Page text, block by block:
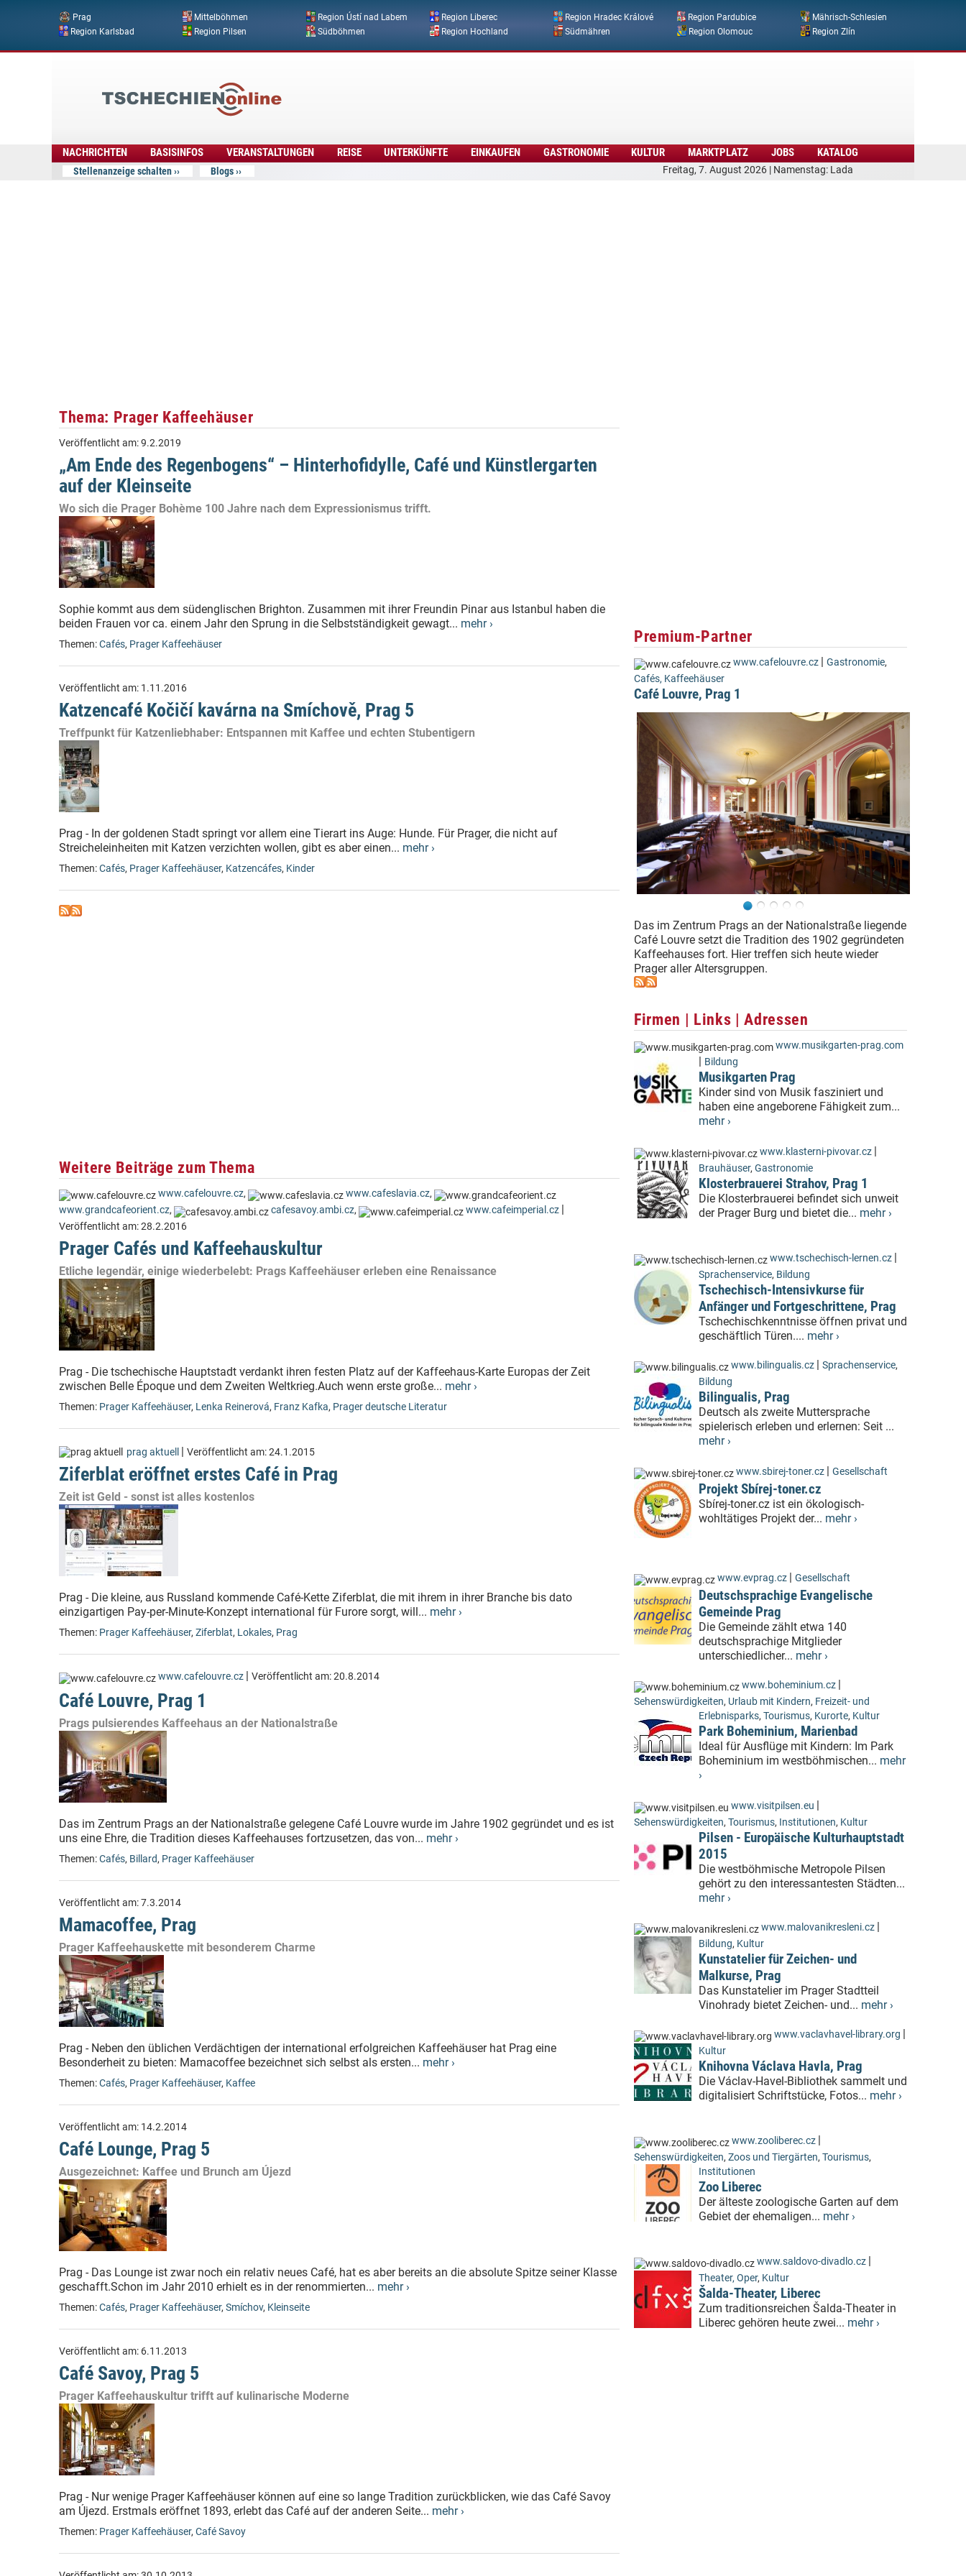
Direkt zum Inhalt
Prag Mittelböhmen Region Ústí nad Labem Region Liberec Region Hradec Králové Region Pardubice
Mährisch-Schlesien
Region Karlsbad
Region Pilsen Südböhmen Region Hochland Südmähren Region Olomouc Region Zlín
Freitag, 7. August 2026 | Namenstag: Lada
Online
NACHRICHTEN BASISINFOS VERANSTALTUNGEN REISE UNTERKÜNFTE EINKAUFEN GASTRONOMIE KULTUR MARKTPLATZ JOBS KATALOG
Stellenanzeige schalten Blogs
Thema: Prager Kaffeehäuser
Veröffentlicht am:9.2.2019
„Am Ende des Regenbogens“ – Hinterhofidylle, Café und Künstlergarten
auf der Kleinseite
Wo sich die Prager Bohème 100 Jahre nach dem Expressionismus trifft.
Sophie kommt aus dem südenglischen Brighton. Zusammen mit ihrer Freundin Pinar aus Istanbul haben die
beiden Frauen vor ca. einem Jahr den Sprung in die Selbstständigkeit gewagt... mehr ›
Themen:Cafés, Prager Kaffeehäuser
Veröffentlicht am: 1.11.2016
Katzencafé Kočičí kavárna na Smíchově, Prag 5
Treffpunkt für Katzenliebhaber: Entspannen mit Kaffee und echten Stubentigern
Prag - In der goldenen Stadt springt vor allem eine Tierart ins Auge: Hunde. Für Prager, die nicht auf
Streicheleinheiten mit Katzen verzichten wollen, gibt es aber einen... mehr ›
Themen:Cafés, Prager Kaffeehäuser, Katzencáfes, Kinder
Weitere Beiträge zum Thema
www.cafelouvre.cz, www.cafeslavia.cz,
www.grandcafeorient.cz, cafesavoy.ambi.cz, www.cafeimperial.cz |
Veröffentlicht am:28.2.2016
Prager Cafés und Kaffeehauskultur
Etliche legendär, einige wiederbelebt: Prags Kaffeehäuser erleben eine Renaissance
Prag - Die tschechische Hauptstadt verdankt ihren festen Platz auf der Kaffeehaus-Karte Europas der Zeit
zwischen Belle Époque und dem Zweiten Weltkrieg.Auch wenn erste große... mehr ›
Themen: Prager Kaffeehäuser, Lenka Reinerová, Franz Kafka, Prager deutsche Literatur
prag aktuell | Veröffentlicht am:24.1.2015
Ziferblat eröffnet erstes Café in Prag
Zeit ist Geld - sonst ist alles kostenlos
Prag - Die kleine, aus Russland kommende Café-Kette Ziferblat, die mit ihrem in ihrer Branche bis dato
einzigartigen Pay-per-Minute-Konzept international für Furore sorgt, will... mehr ›
Themen: Prager Kaffeehäuser, Ziferblat, Lokales, Prag
www.cafelouvre.cz | Veröffentlicht am:20.8.2014
Café Louvre, Prag 1
Prags pulsierendes Kaffeehaus an der Nationalstraße
Das im Zentrum Prags an der Nationalstraße gelegene Café Louvre wurde im Jahre 1902 gegründet und es ist
uns eine Ehre, die Tradition dieses Kaffeehauses fortzusetzen, das von... mehr ›
Themen:Cafés, Billard, Prager Kaffeehäuser
Veröffentlicht am:7.3.2014
Mamacoffee, Prag
Prager Kaffeehauskette mit besonderem Charme
Prag - Neben den üblichen Verdächtigen der international erfolgreichen Kaffeehäuser hat Prag eine
Besonderheit zu bieten: Mamacoffee bezeichnet sich selbst als ersten... mehr ›
Themen:Cafés, Prager Kaffeehäuser, Kaffee
Veröffentlicht am: 14.2.2014
Café Lounge, Prag 5
Ausgezeichnet: Kaffee und Brunch am Újezd
Prag - Das Lounge ist zwar noch ein relativ neues Café, hat es aber bereits an die absolute Spitze seiner Klasse
geschafft.Schon im Jahr 2010 erhielt es in der renommierten... mehr ›
Themen:Cafés, Prager Kaffeehäuser, Smíchov, Kleinseite
Veröffentlicht am: 6.11.2013
Café Savoy, Prag 5
Prager Kaffeehauskultur trifft auf kulinarische Moderne
Prag - Nur wenige Prager Kaffeehäuser können auf eine so lange Tradition zurückblicken, wie das Café Savoy
am Újezd. Erstmals eröffnet 1893, erlebt das Café auf der anderen Seite... mehr ›
Themen: Prager Kaffeehäuser, Café Savoy
Premium-Partner
www.cafelouvre.cz | Gastronomie,
Cafés, Kaffeehäuser
Café Louvre, Prag 1
Das im Zentrum Prags an der Nationalstraße liegende
Café Louvre setzt die Tradition des 1902 gegründeten
Kaffeehauses fort. Hier treffen sich heute wieder
Prager aller Altersgruppen.
Firmen | Links | Adressen
www.musikgarten-prag.com
Bildung
Musikgarten Prag
Kinder sind von Musik fasziniert und
haben eine angeborene Fähigkeit zum...
mehr ›
www.klasterni-pivovar.cz
Brauhäuser, Gastronomie
Klosterbrauerei Strahov, Prag 1
Die Klosterbrauerei befindet sich unweit
der Prager Burg und bietet die... mehr ›
www.tschechisch-lernen.cz
Sprachenservice, Bildung
Tschechisch-Intensivkurse für
Anfänger und Fortgeschrittene, Prag
Tschechischkenntnisse öffnen privat und
geschäftlich Türen.... mehr ›
www.bilingualis.cz Sprachenservice,
Bildung
Bilingualis, Prag
Deutsch als zweite Muttersprache
spielerisch erleben und erlernen: Seit ...
mehr ›
www.sbirej-toner.cz Gesellschaft
Projekt Sbírej-toner.cz
Sbírej-toner.cz ist ein ökologisch-
wohltätiges Projekt der... mehr ›
www.evprag.cz Gesellschaft
Deutschsprachige Evangelische
Gemeinde Prag
Die Gemeinde zählt etwa 140
deutschsprachige Mitglieder
unterschiedlicher... mehr ›
www.boheminium.cz
Sehenswürdigkeiten, Urlaub mit Kindern, Freizeit- und
Erlebnisparks, Tourismus, Kurorte, Kultur
Park Boheminium, Marienbad
Ideal für Ausflüge mit Kindern: Im Park
Boheminium im westböhmischen... mehr
›
www.visitpilsen.eu
Sehenswürdigkeiten, Tourismus, Institutionen, Kultur
Pilsen - Europäische Kulturhauptstadt
2015
Die westböhmische Metropole Pilsen
gehört zu den interessantesten Städten...
mehr ›
www.malovanikresleni.cz
Bildung, Kultur
Kunstatelier für Zeichen- und
Malkurse, Prag
Das Kunstatelier im Prager Stadtteil
Vinohrady bietet Zeichen- und... mehr ›
www.vaclavhavel-library.org
Kultur
Knihovna Václava Havla, Prag
Die Václav-Havel-Bibliothek sammelt und
digitalisiert Schriftstücke, Fotos... mehr ›
www.zooliberec.cz
Sehenswürdigkeiten, Zoos und Tiergärten, Tourismus,
Institutionen
Zoo Liberec
Der älteste zoologische Garten auf dem
Gebiet der ehemaligen... mehr ›
www.saldovo-divadlo.cz
Theater, Oper, Kultur
Šalda-Theater, Liberec
Zum traditionsreichen Šalda-Theater in
Liberec gehören heute zwei... mehr ›